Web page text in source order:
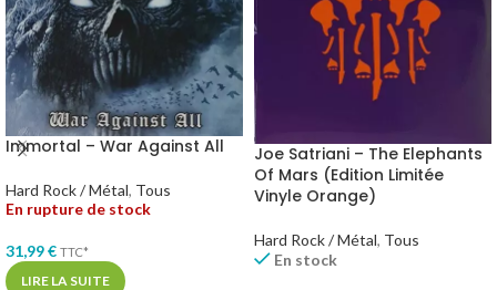
Immortal – War Against All
Hard Rock / Métal, Tous
En rupture de stock
31,99€ TTC*
LIRE LA SUITE
Joe Satriani – The Elephants
Of Mars (Edition Limitée
Vinyle Orange)
Hard Rock / Métal, Tous
En stock